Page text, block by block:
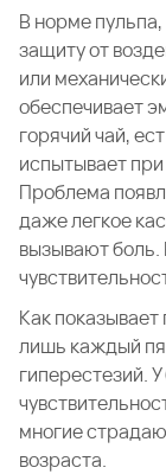
В норме
защиту от
или
обеспечивает
горячий чай,
испытывает
Проблема
даже легкое
вызывают боль.
Как
лишь каждый
гиперестезий.
многие
возраста.